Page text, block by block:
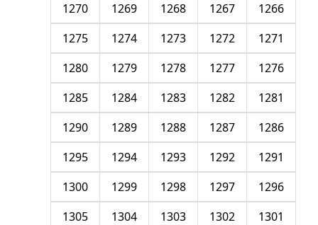
1266
1267
1268
1269
1270
1271
1272
1273
1274
1275
1276
1277
1278
1279
1280
1281
1282
1283
1284
1285
1286
1287
1288
1289
1290
1291
1292
1293
1294
1295
1296
1297
1298
1299
1300
1301
1302
1303
1304
1305